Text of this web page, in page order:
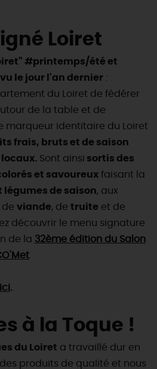
WEEK-END
SEMAINE
L'AGENDA
Loiret
#printemps/été et
le jour l'an dernier :
du Loiret de fédérer
de la table et de
marqueur identitaire du Loiret
frais, bruts et de saison
Sont ainsi sortis des
et savoureux faisant la
légumes de saison, aux
de viande, de truite et de
découvrir le menu signature
de la 32ème édition du Salon
.
à la Toque !
du Loiret a travaillé dur en
produits de qualité et nous